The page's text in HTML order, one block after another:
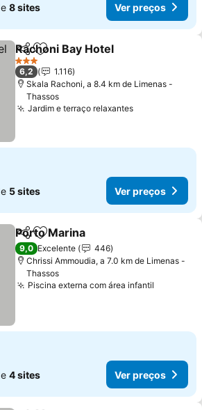
8 sites Ver preços
PartilharAdicionar aos favoritos
Rachoni Bay Hotel
3 Estrelas
6,2
1.116
Skala Rachoni, a 8.4 km de Limenas -
Thassos
Jardim e terraço relaxantes
5 sites Ver preços
PartilharAdicionar aos favoritos
Porto Marina
9,0 Excelente
446
Chrissi Ammoudia, a 7.0 km de Limenas -
Thassos
Piscina externa com área infantil
4 sites Ver preços